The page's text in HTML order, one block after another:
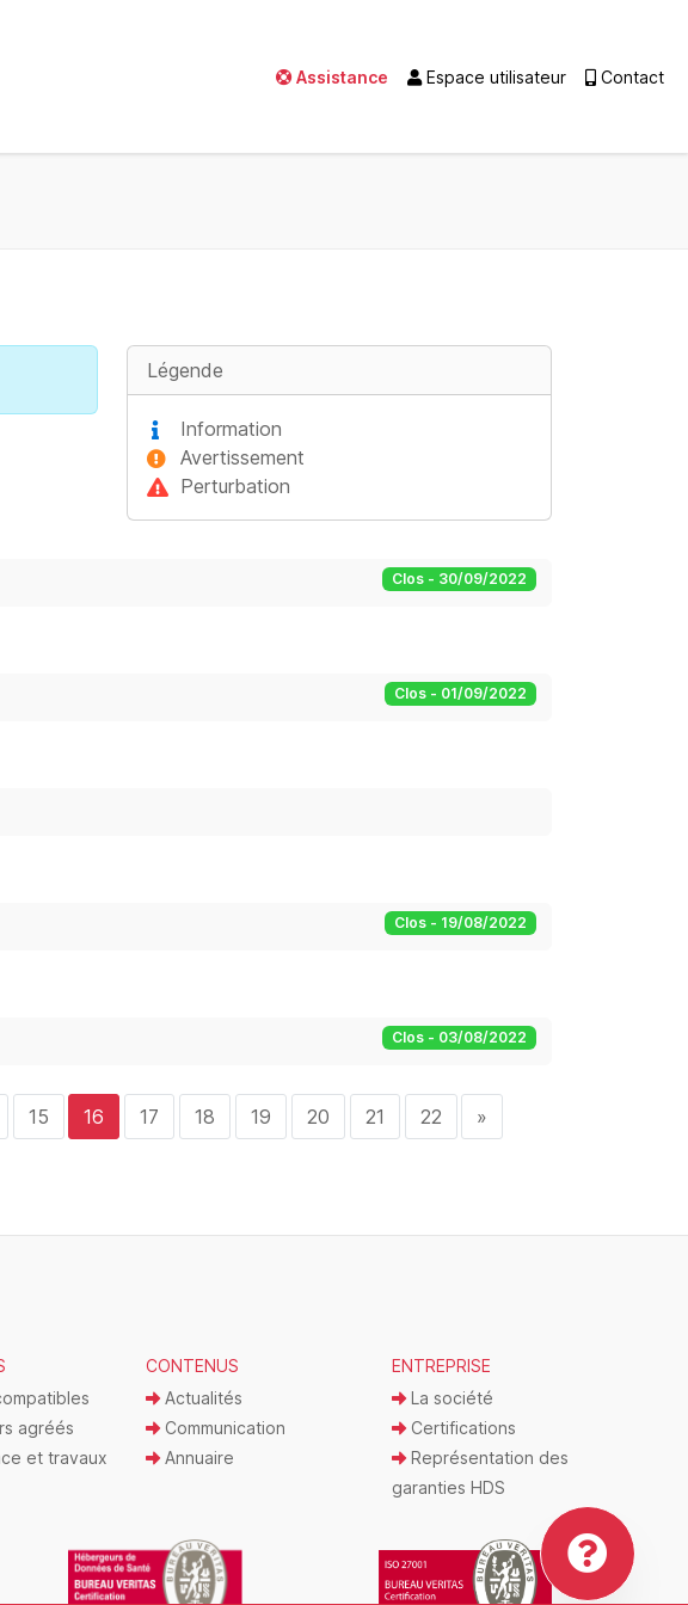
Assistance Espace utilisateur Contact
Légende
Information
Avertissement
Perturbation
Clos - 30/09/2022
Clos - 01/09/2022
Clos - 19/08/2022
Clos - 03/08/2022
15 16 17 18 19 20 21 22 »
agréés
et travaux
CONTENUS
Actualités
Communication
Annuaire
ENTREPRISE
La société
Certifications
Représentation des
garanties HDS